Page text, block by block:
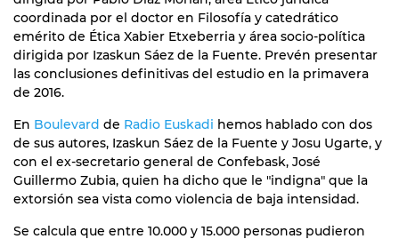
coordinada por el doctor en Filosofía y catedrático
emérito de Ética Xabier Etxeberria y área socio-política
dirigida por Izaskun Sáez de la Fuente. Prevén presentar
las conclusiones definitivas del estudio en la primavera
de 2016.
En Boulevard de Radio Euskadi hemos hablado con dos
de sus autores, Izaskun Sáez de la Fuente y Josu Ugarte, y
con el ex-secretario general de Confebask, José
Guillermo Zubia, quien ha dicho que le "indigna" que la
extorsión sea vista como violencia de baja intensidad.
Se calcula que entre 10.000 y 15.000 personas pudieron